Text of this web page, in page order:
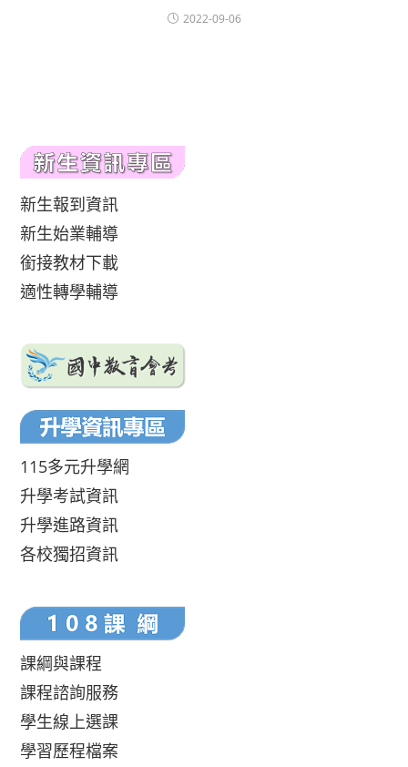
2022-09-06
新生報到資訊
新生始業輔導
銜接教材下載
適性轉學輔導
115多元升學網
升學考試資訊
升學進路資訊
各校獨招資訊
課綱與課程
課程諮詢服務
學生線上選課
學習歷程檔案